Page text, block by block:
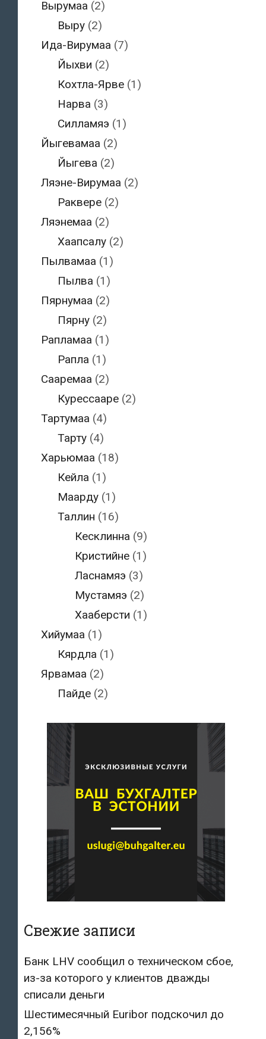
Вырумаа (2)
Выру (2)
Ида-Вирумаа (7)
Йыхви (2)
Кохтла-Ярве (1)
Нарва (3)
Силламяэ (1)
Йыгевамаа (2)
Йыгева (2)
Ляэне-Вирумаа (2)
Раквере (2)
Ляэнемаа (2)
Хаапсалу (2)
Пылвамаа (1)
Пылва (1)
Пярнумаа (2)
Пярну (2)
Рапламаа (1)
Рапла (1)
Сааремаа (2)
Курессааре (2)
Тартумаа (4)
Тарту (4)
Харьюмаа (18)
Кейла (1)
Маарду (1)
Таллин (16)
Кесклинна (9)
Кристийне(1)
Ласнамяэ (3)
Мустамяэ (2)
Хааберсти (1)
Хийумаа (1)
Кярдла (1)
Ярвамаа (2)
Пайде (2)
Свежие записи
Банк LHV сообщил о техническом сбое,
из-за которого у клиентов дважды
списали деньги
Шестимесячный Euribor подскочил до
2,156%